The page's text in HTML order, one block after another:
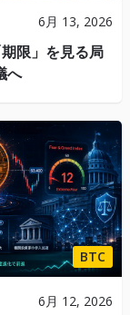
6月 13, 2026
限」を見る局
へ
BTC
6月 12, 2026